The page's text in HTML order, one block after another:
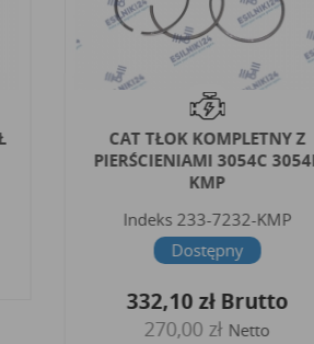
CAT TŁOK KOMPLETNY Z
PIERŚCIENIAMI 3054C 3054E
KMP
Indeks 233-7232-KMP
Dostępny
332,10 złBrutto
270,00 złNetto